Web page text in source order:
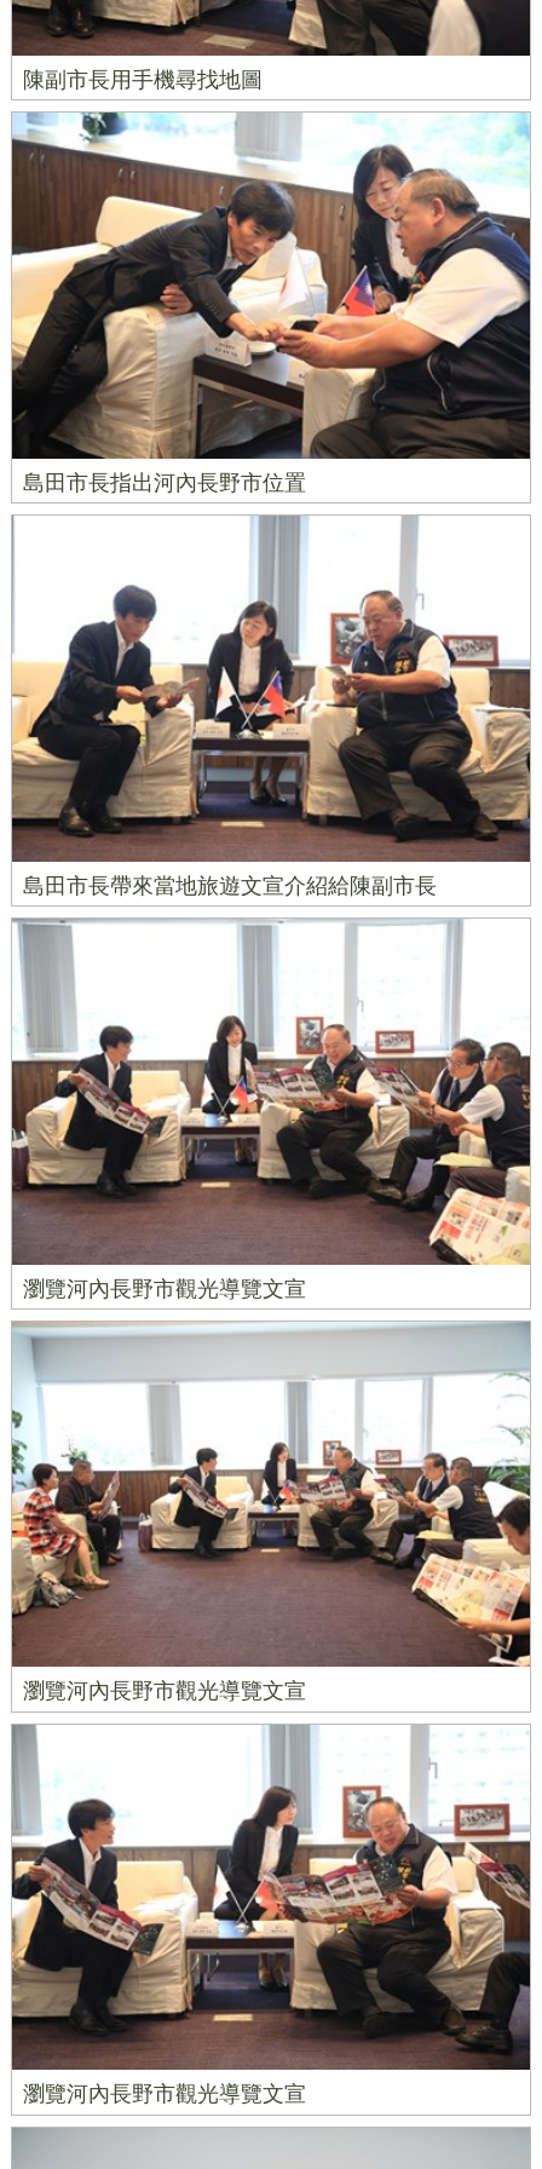
陳副市長用手機尋找地圖
島田市長指出河內長野市位置
島田市長帶來當地旅遊文宣介紹給陳副市長
瀏覽河內長野市觀光導覽文宣
瀏覽河內長野市觀光導覽文宣
瀏覽河內長野市觀光導覽文宣